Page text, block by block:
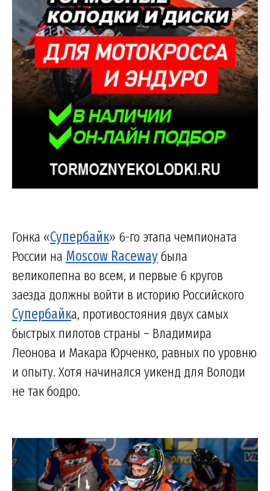
Гонка «Супербайк» 6-го этапа чемпионата
России на Moscow Racewayбыла
великолепна во всем, и первые 6 кругов
заезда должны войти в историю Российского
Супербайка, противостояния двух самых
быстрых пилотов страны – Владимира
Леонова и Макара Юрченко, равных по уровню
и опыту. Хотя начинался уикенд для Володи
не так бодро.